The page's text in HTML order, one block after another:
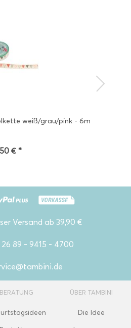
weiß/grau/pink - 6m
€ *
Versand ab 39,90 €
89 - 9415 - 4700
BERATUNG ÜBER TAMBINI
Die Idee